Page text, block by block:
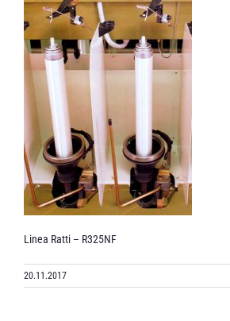
Linea Ratti – R325NF
20.11.2017